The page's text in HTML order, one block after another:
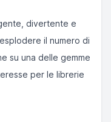
divertente e
il numero di
su una delle gemme
per le librerie